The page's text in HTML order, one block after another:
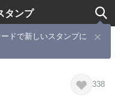
タンプ
ードで新しいスタンプに
338